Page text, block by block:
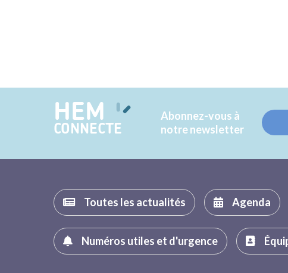
HEM
CONNECTE
Abonnez-vous à
notre newsletter
Toutes les actualités Agenda
Numéros utiles et d'urgence